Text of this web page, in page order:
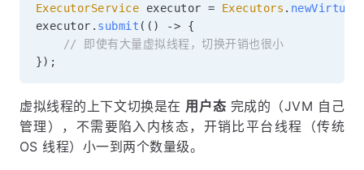
ExecutorService executor = Executors .
executor . submit ( ( ) ->
{
// 即使有大量虚拟线程，切换开销也很小
}) ;
虚拟线程的上下文切换是在 用户态 完成的（JVM 自己
管理），不需要陷入内核态，开销比平台线程（传统
OS 线程）小一到两个数量级。